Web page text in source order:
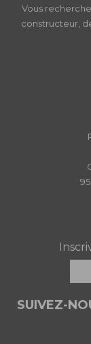
Vous
constructeur,
SUIVEZ-